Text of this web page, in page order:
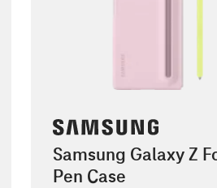
Samsung Galaxy Z
Pen Case